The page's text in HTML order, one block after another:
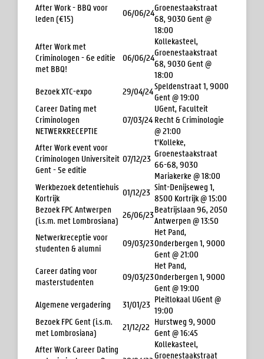
After Work - BBQ voor
leden (€15)
06/06/24Groenestaakstraat
68, 9030 Gent @
18:00
After Work met
Criminologen - 6e editie
met BBQ!
06/06/24
Kollekasteel,
Groenestaakstraat
68, 9030 Gent @
18:00
Bezoek XTC-expo
29/04/24Speldenstraat 1, 9000
Gent @ 19:00
Career Dating met
Criminologen
NETWERKRECEPTIE
07/03/24
UGent, Faculteit
Recht & Criminologie
@ 21:00
After Work event voor
Criminologen Universiteit
Gent - 5e editie
07/12/23
t'Kolleke,
Groenestaakstraat
66-68, 9030
Mariakerke @ 18:00
Werkbezoek detentiehuis
Kortrijk
01/12/23 Sint-Denijseweg 1,
8500 Kortrijk @ 15:00
Bezoek FPC Antwerpen
(i.s.m. met Lombrosiana) 26/06/23Beatrijslaan 96, 2050
Antwerpen @ 13:50
Netwerkreceptie voor
studenten & alumni
09/03/23
Het Pand,
Onderbergen 1, 9000
Gent @ 21:00
Career dating voor
masterstudenten
09/03/23
Het Pand,
Onderbergen 1, 9000
Gent @ 19:00
Algemene vergadering
31/01/23 Pleitlokaal UGent @
19:00
Bezoek FPC Gent (i.s.m.
met Lombrosiana)
21/12/22 Hurstweg 9, 9000
Gent @ 16:45
After Work Career Dating
Kollekasteel,
Groenestaakstraat